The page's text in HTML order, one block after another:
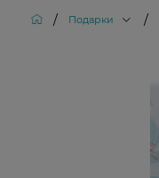
/ Подарки /